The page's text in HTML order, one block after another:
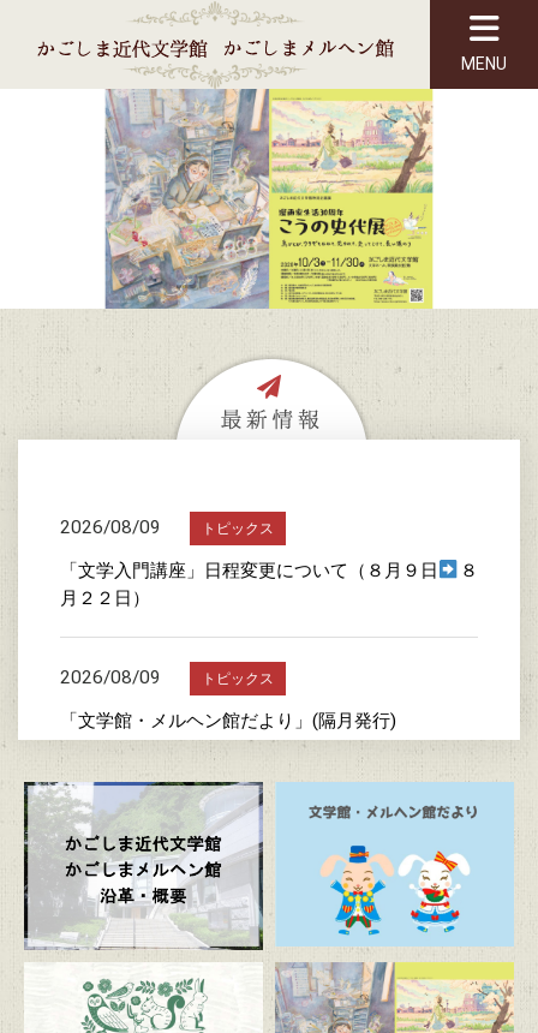
MENU
2026/08/09 トピックス
「文学入門講座」日程変更について（８月９日
８
月２２日）
2026/08/09 トピックス
「文学館・メルヘン館だより」(隔月発行)
2026/08/08 トピックス
メルヘン館の混雑状況（団体予約状況）について
2026/07/24 トピックス
詩の書き方教室